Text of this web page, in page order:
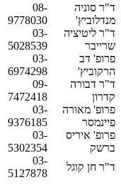
ד"ר סוניה
מנדלוביץ'
08-
9778030
ד"ר ליטיציה
שרייבר
03-
5028539
פרופ' דב
הרקוביץ'
03-
6974298
ד"ר דבורה
קדרון
09-
7472418
פרופ' מאורה
פיינמסר
03-
9376185
פרופ' איריס
ברשק
03-
5302354
ד"ר חן קוגל
03-
5127878